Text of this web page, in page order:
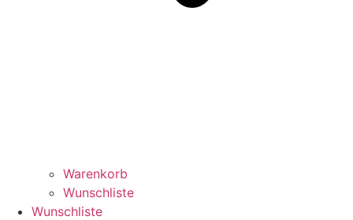
Warenkorb
Wunschliste
Wunschliste